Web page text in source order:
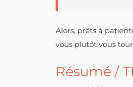
Alors, prêts à
vous plutôt vous
Résumé /